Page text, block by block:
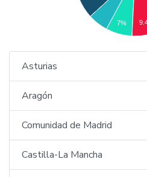
7%
Asturias
Aragón
Comunidad de Madrid
Castilla-La Mancha